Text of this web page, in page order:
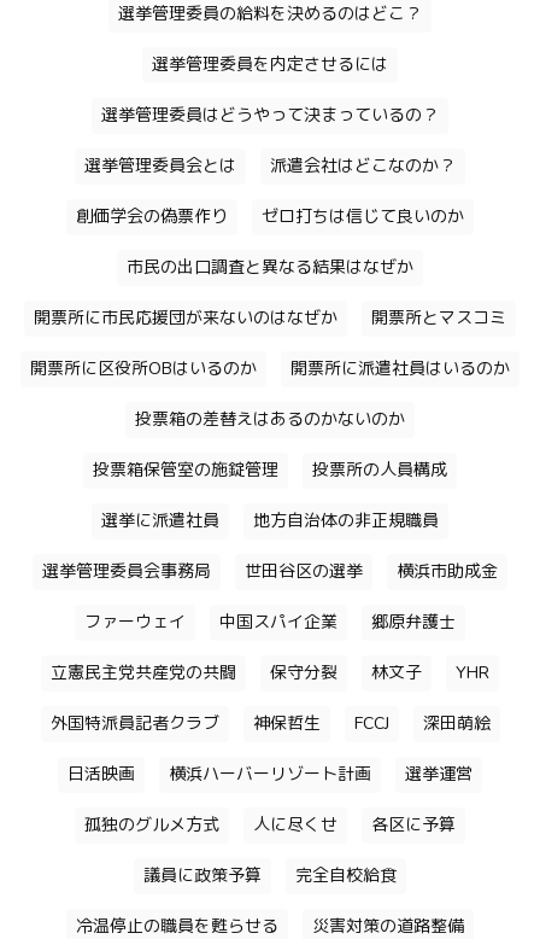
選挙管理委員の給料を決めるのはどこ？
選挙管理委員を内定させるには
選挙管理委員はどうやって決まっているの？
選挙管理委員会とは 派遣会社はどこなのか？
創価学会の偽票作り ゼロ打ちは信じて良いのか
市民の出口調査と異なる結果はなぜか
開票所に市民応援団が来ないのはなぜか 開票所とマスコミ
開票所に区役所OBはいるのか 開票所に派遣社員はいるのか
投票箱の差替えはあるのかないのか
投票箱保管室の施錠管理 投票所の人員構成
選挙に派遣社員 地方自治体の非正規職員
選挙管理委員会事務局 世田谷区の選挙 横浜市助成金
ファーウェイ 中国スパイ企業 郷原弁護士
立憲民主党共産党の共闘 保守分裂 林文子 YHR
外国特派員記者クラブ 神保哲生 FCCJ 深田萌絵
日活映画 横浜ハーバーリゾート計画 選挙運営
孤独のグルメ方式 人に尽くせ 各区に予算
議員に政策予算 完全自校給食
冷温停止の職員を甦らせる 災害対策の道路整備